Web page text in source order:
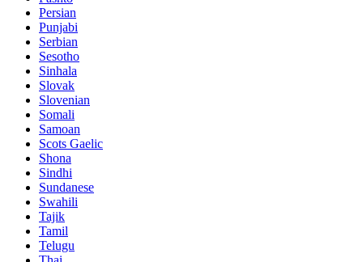
Persian
Punjabi
Serbian
Sesotho
Sinhala
Slovak
Slovenian
Somali
Samoan
Scots Gaelic
Shona
Sindhi
Sundanese
Swahili
Tajik
Tamil
Telugu